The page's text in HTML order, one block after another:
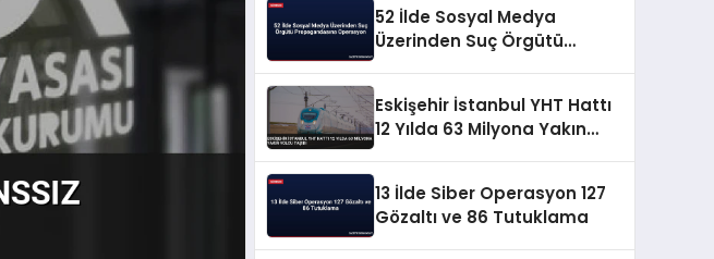
52 İlde Sosyal Medya
Üzerinden Suç Örgütü
Eskişehir İstanbul YHT Hattı
12 Yılda 63 Milyona Yakın
13 İlde Siber Operasyon 127
Gözaltı ve 86 Tutuklama